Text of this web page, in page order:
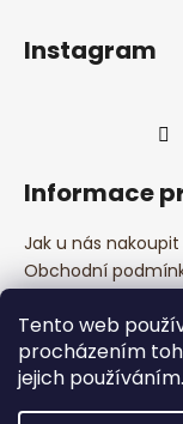
Tento web
procházením
jejich
Instagram
Informace
Jak u nás nakoupit
Obchodní
Kontakty
Bezpečnostní
Moje objednávka